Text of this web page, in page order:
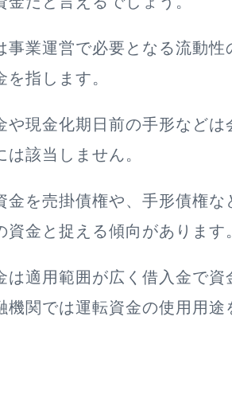
事業運営で必要となる流動性
指します。
や現金化期日前の手形などは
該当しません。
金を売掛債権や、手形債権な
資金と捉える傾向があります
は適用範囲が広く借入金で
機関では運転資金の使用用途